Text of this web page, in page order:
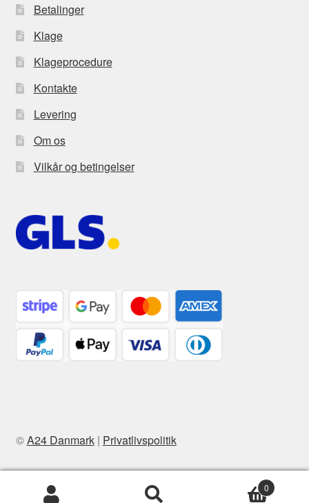
Betalinger
Klage
Klageprocedure
Kontakte
Levering
Om os
Vilkår og betingelser
©A24 Danmark| Privatlivspolitik
0